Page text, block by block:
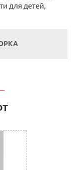
для детей,
в салоне по
д.64,
лиц.